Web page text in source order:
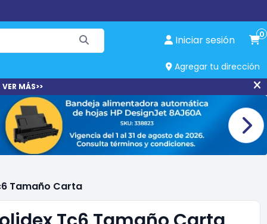
Iniciar sesión 0
Agregar tu dirección
MÁS>>
Tamaño Carta